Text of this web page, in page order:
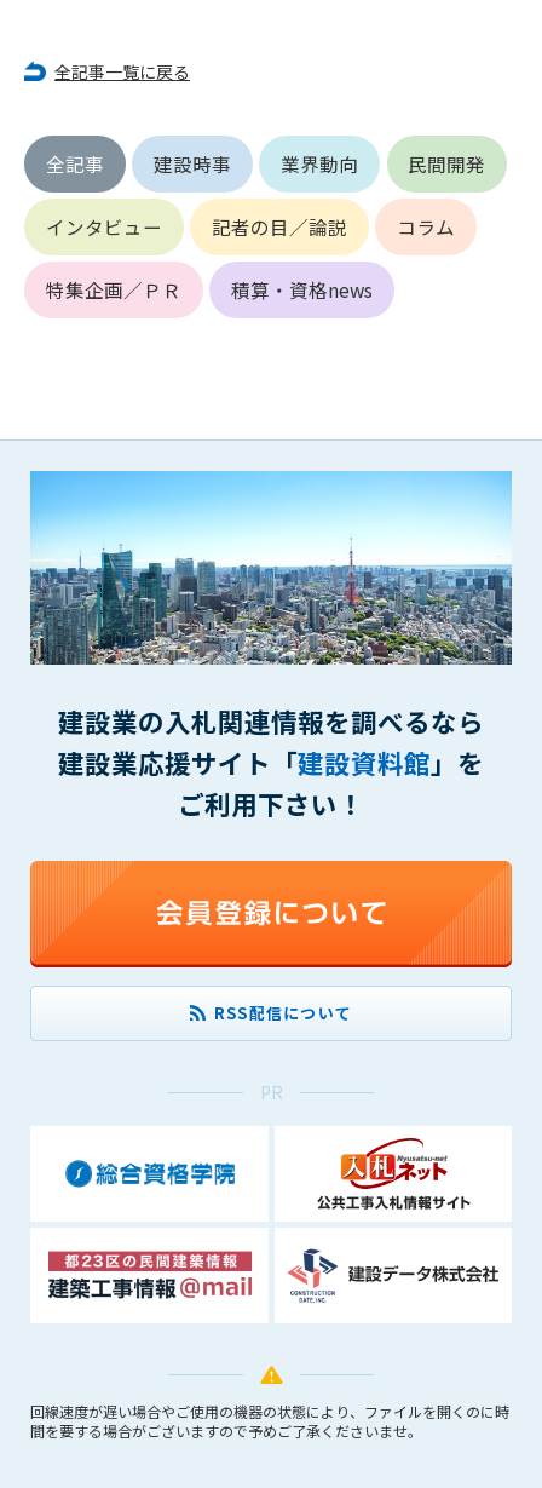
全記事一覧に戻る
全記事 建設時事 業界動向 民間開発
インタビュー 記者の目／論説 コラム
特集企画／ＰＲ 積算・資格news
建設業の入札関連情報を調べるなら
建設業応援サイト「建設資料館」を
ご利用下さい！
RSS配信について
PR
回線速度が遅い場合やご使用の機器の状態により、ファイルを開くのに時
間を要する場合がございますので予めご了承くださいませ。
第三者（他の会員を含む）の使用等による損害について責任
を負うものとし、管理者は一切責任を負いません。
第6条（会員の禁止事項）
1. 会員は建設資料館WEB上で以下の行為をしないものとしま
す。
(1) 第三者または管理者の著作権、その他知的所有権を侵害す
る行為
(2) 第三者または管理者の財産、プライバシー等を侵害する行
為
(7) 公序良俗に反する行為
(8) 犯罪的行為に結びつく行為
(9) その他、法律に反する行為
(10) 建設資料館から知り得た情報及びダウンロードした情報
を、営利を目的として第三者に転売し、または転売のため
に第三者に提供すること
第7条（登録内容の削除）
管理者は、会員が登録した内容が以下に該当する、またはその
(1) 登録されている情報が、第6条の定める禁止事項に該当する
と管理者が、判断した場合
(2) 建設資料館の運営および保守管理上、必要と判断した場合
(3) 広告掲載料金の支払が遅延した場合
第8条（サービスの変更・中止等）
管理者は、会員の承諾なく、本サービス内容の変更(新規追加、
廃止を含み)し、本サービスの運営を中止または廃止することが
できるものとします。これに起因する会員または他の第三者が
被った損害について管理者は､一切の責任をも負わないものと
ビスの提供に関連して管理者が知り得た会員の個人情報（以下
個人情報といいます）について、管理者は、以下の各号に該当
する場合を除き、第三者に開示または提供しないものとしま
す。
(1) 会員が、自己の個人情報の開示に事前に同意している場合
(2) 個々の会員を特定できない統計的な処理をした形式で第三
者に提供する場合
(3) 第三者および管理者の権利、財産、安全等を保護するため
に必要であると管理者が判断した場合
第10条（免責事項）
管理者は、会員が登録した内容が以下に該当する、またはその